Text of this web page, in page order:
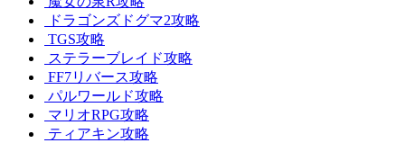
ドラゴンズドグマ2攻略
TGS攻略
ステラーブレイド攻略
FF7リバース攻略
パルワールド攻略
マリオRPG攻略
ティアキン攻略